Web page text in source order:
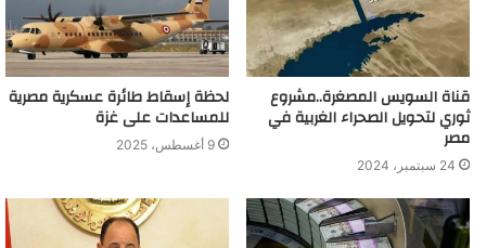
قناة السويس المصغرة..مشروع
ثوري لتحويل الصحراء الغربية في
مصر
24 سبتمبر، 2024
لحظة إسقاط طائرة عسكرية مصرية
للمساعدات على غزة
9 أغسطس، 2025